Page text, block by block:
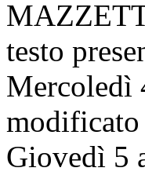
testo
Mercoledì
modificato
Giovedì 5